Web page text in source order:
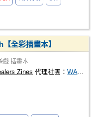
全彩插畫本】
戲 插畫本
Zines 代理社團：WAY TOO EMILY